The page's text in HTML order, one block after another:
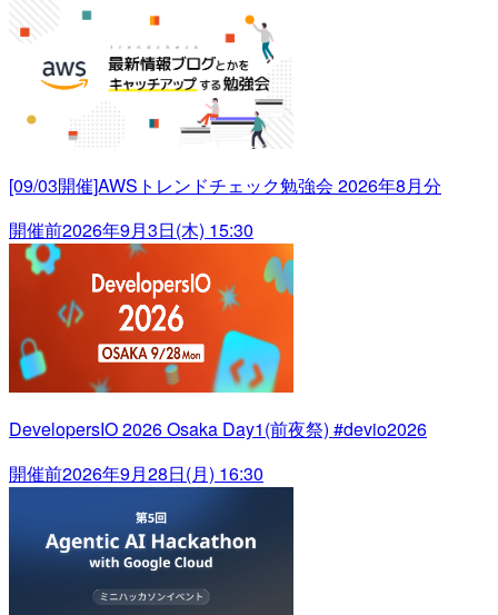
[09/03開催]AWSトレンドチェック勉強会 2026年8月分
開催前2026年9月3日(木) 15:30
DevelopersIO 2026 Osaka Day1(前夜祭) #devio2026
開催前2026年9月28日(月) 16:30